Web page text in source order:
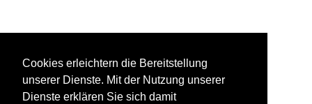
Cookies erleichtern die Bereitstellung
unserer Dienste. Mit der Nutzung unserer
Dienste erklären Sie sich damit